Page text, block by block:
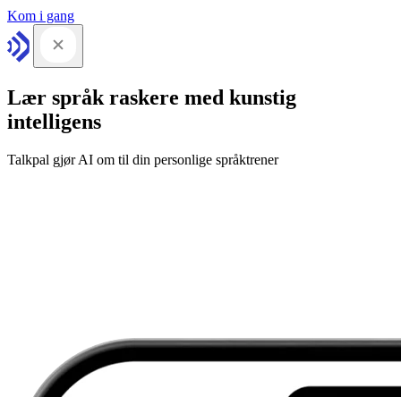
Kom i gang
Lær språk raskere med kunstig
intelligens
Talkpal gjør AI om til din personlige språktrener